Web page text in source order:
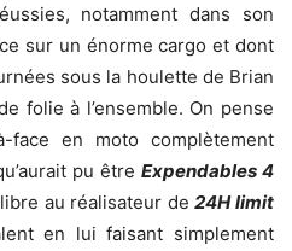
notamment dans son
sur un énorme cargo et dont
sous la houlette de Brian
folie à l’ensemble. On pense
en moto complètement
pu être Expendables 4
au réalisateur de24H limit
en lui faisant simplement